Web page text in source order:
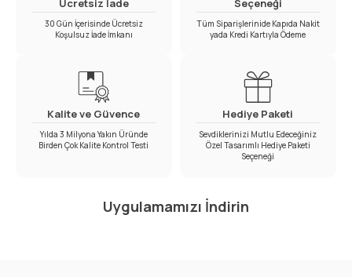
Ücretsiz İade
30 Gün İçerisinde Ücretsiz
Koşulsuz İade İmkanı
Seçeneği
Tüm Siparişlerinide Kapıda Nakit
yada Kredi Kartıyla Ödeme
Kalite ve Güvence
Yılda 3 Milyona Yakın Üründe
Birden Çok Kalite Kontrol Testi
Hediye Paketi
Sevdiklerinizi Mutlu Edeceğiniz
Özel Tasarımlı Hediye Paketi
Seçeneği
Uygulamamızı İndirin